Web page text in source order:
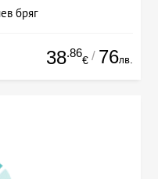
бряг
38.86
€ / 76лв.